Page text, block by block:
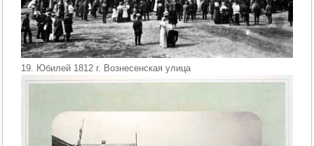
19. Юбилей 1812 г. Вознесенская улица